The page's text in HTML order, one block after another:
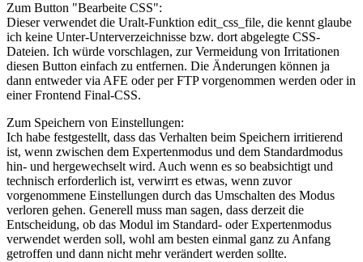
Zum Button "Bearbeite CSS":
Dieser verwendet die Uralt-Funktion edit_css_file, die kennt glaube
ich keine Unter-Unterverzeichnisse bzw. dort abgelegte CSS-
Dateien. Ich würde vorschlagen, zur Vermeidung von Irritationen
diesen Button einfach zu entfernen. Die Änderungen können ja
dann entweder via AFE oder per FTP vorgenommen werden oder in
einer Frontend Final-CSS.
Zum Speichern von Einstellungen:
Ich habe festgestellt, dass das Verhalten beim Speichern irritierend
ist, wenn zwischen dem Expertenmodus und dem Standardmodus
hin- und hergewechselt wird. Auch wenn es so beabsichtigt und
technisch erforderlich ist, verwirrt es etwas, wenn zuvor
vorgenommene Einstellungen durch das Umschalten des Modus
verloren gehen. Generell muss man sagen, dass derzeit die
Entscheidung, ob das Modul im Standard- oder Expertenmodus
verwendet werden soll, wohl am besten einmal ganz zu Anfang
getroffen und dann nicht mehr verändert werden sollte.